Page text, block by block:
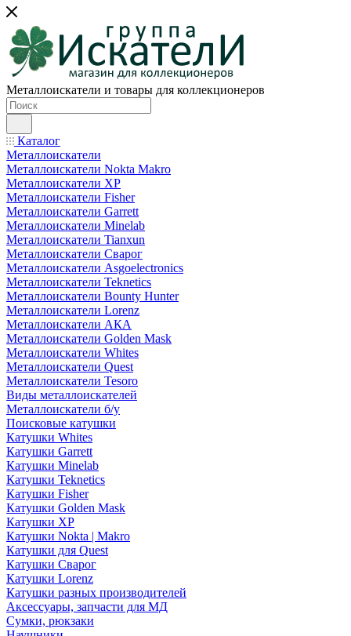
Металлоискатели и товары для коллекционеров
Каталог
Металлоискатели
Металлоискатели Nokta Makro
Металлоискатели XP
Металлоискатели Fisher
Металлоискатели Garrett
Металлоискатели Minelab
Металлоискатели Tianxun
Металлоискатели Сварог
Металлоискатели Asgoelectronics
Металлоискатели Teknetics
Металлоискатели Bounty Hunter
Металлоискатели Lorenz
Металлоискатели АКА
Металлоискатели Golden Mask
Металлоискатели Whites
Металлоискатели Quest
Металлоискатели Tesoro
Виды металлоискателей
Металлоискатели б/у
Поисковые катушки
Катушки Whites
Катушки Garrett
Катушки Minelab
Катушки Teknetics
Катушки Fisher
Катушки Golden Mask
Катушки XP
Катушки Nokta | Makro
Катушки для Quest
Катушки Сварог
Катушки Lorenz
Катушки разных производителей
Аксессуары, запчасти для МД
Сумки, рюкзаки